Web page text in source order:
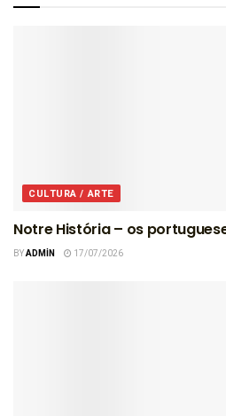
CULTURA / ARTE
Notre História – os
BYADMIN 17/07/2026